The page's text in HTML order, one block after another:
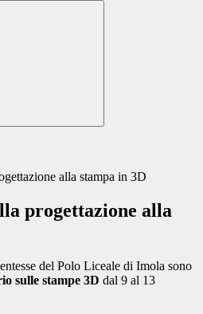
alla stampa in 3D
progettazione alla
del Polo Liceale di Imola sono
sulle stampe 3D dal 9 al 13